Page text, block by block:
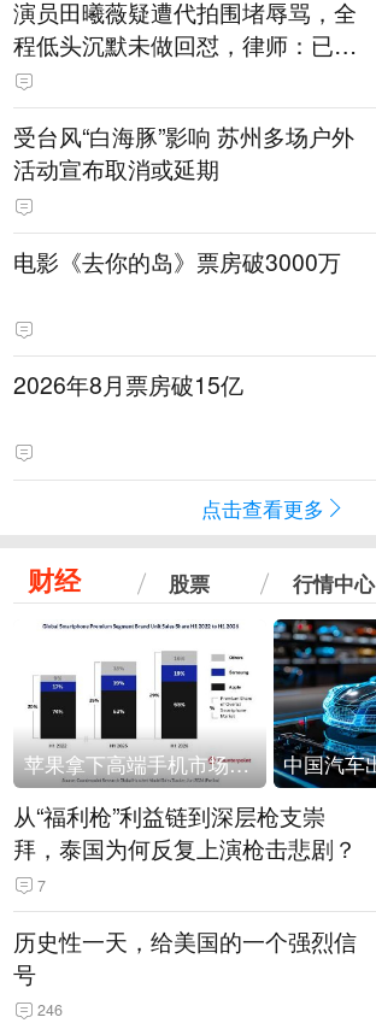
演员田曦薇疑遭代拍围堵辱骂，全
程低头沉默未做回怼，律师：已超
出公众人物应容忍的合理界限
受台风“白海豚”影响 苏州多场户外
活动宣布取消或延期
电影《去你的岛》票房破3000万
2026年8月票房破15亿
点击查看更多
财经 股票 行情中心
苹果拿下高端手机市场65%的份额：iPhone 17系列功不可没
从“福利枪”利益链到深层枪支崇
拜，泰国为何反复上演枪击悲剧？
7
历史性一天，给美国的一个强烈信
号
246